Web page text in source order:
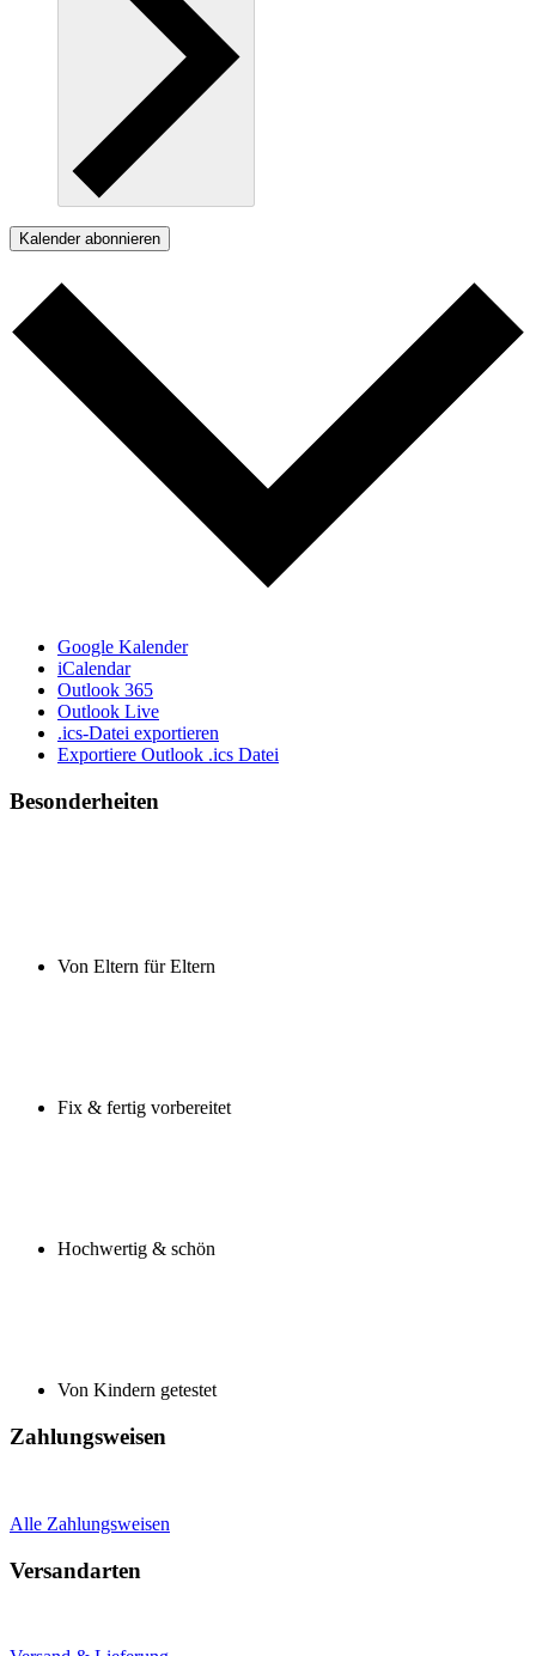
Kalender abonnieren
Google Kalender
iCalendar
Outlook 365
Outlook Live
.ics-Datei exportieren
Exportiere Outlook .ics Datei
Besonderheiten
Von Eltern für Eltern
Fix & fertig vorbereitet
Hochwertig & schön
Von Kindern getestet
Zahlungsweisen
Alle Zahlungsweisen
Versandarten